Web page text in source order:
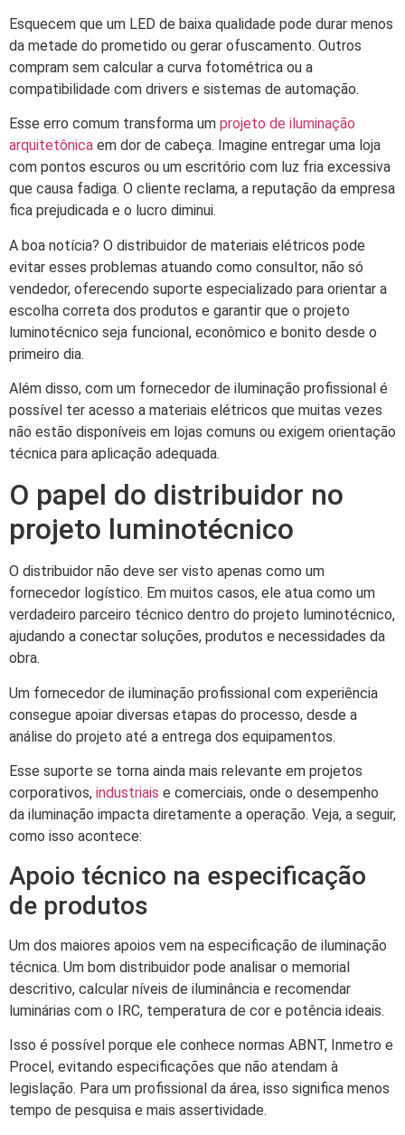
Esquecem que um LED de baixa qualidade pode durar menos
da metade do prometido ou gerar ofuscamento. Outros
compram sem calcular a curva fotométrica ou a
compatibilidade com drivers e sistemas de automação.
Esse erro comum transforma um projeto de iluminação
arquitetônica em dor de cabeça. Imagine entregar uma loja
com pontos escuros ou um escritório com luz fria excessiva
que causa fadiga. O cliente reclama, a reputação da empresa
fica prejudicada e o lucro diminui.
A boa notícia? O distribuidor de materiais elétricos pode
evitar esses problemas atuando como consultor, não só
vendedor, oferecendo suporte especializado para orientar a
escolha correta dos produtos e garantir que o projeto
luminotécnico seja funcional, econômico e bonito desde o
primeiro dia.
Além disso, com um fornecedor de iluminação profissional é
possível ter acesso a materiais elétricos que muitas vezes
não estão disponíveis em lojas comuns ou exigem orientação
técnica para aplicação adequada.
O papel do distribuidor no
projeto luminotécnico
O distribuidor não deve ser visto apenas como um
fornecedor logístico. Em muitos casos, ele atua como um
verdadeiro parceiro técnico dentro do projeto luminotécnico,
ajudando a conectar soluções, produtos e necessidades da
obra.
Um fornecedor de iluminação profissional com experiência
consegue apoiar diversas etapas do processo, desde a
análise do projeto até a entrega dos equipamentos.
Esse suporte se torna ainda mais relevante em projetos
corporativos, industriais e comerciais, onde o desempenho
da iluminação impacta diretamente a operação. Veja, a seguir,
como isso acontece:
Apoio técnico na especificação
de produtos
Um dos maiores apoios vem na especificação de iluminação
técnica. Um bom distribuidor pode analisar o memorial
descritivo, calcular níveis de iluminância e recomendar
luminárias com o IRC, temperatura de cor e potência ideais.
Isso é possível porque ele conhece normas ABNT, Inmetro e
Procel, evitando especificações que não atendam à
legislação. Para um profissional da área, isso significa menos
tempo de pesquisa e mais assertividade.